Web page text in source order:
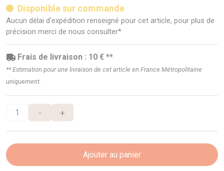
Disponible sur commande
Aucun délai d'expédition renseigné pour cet article, pour plus de
précision merci de nous consulter*
Frais de livraison : 10 € **
** Estimation pour une livraison de cet article en France Métropolitaine
uniquement.
- +
Ajouter au panier